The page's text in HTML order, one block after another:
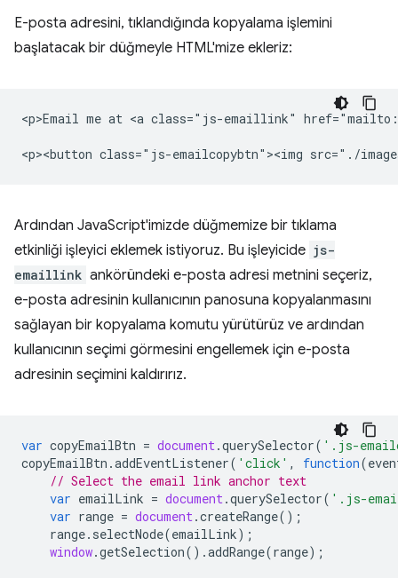
E-posta adresini, tıklandığında kopyalama işlemini
başlatacak bir düğmeyle HTML'mize ekleriz:
<p>Email me at <a class="js-emaillink"
Ardından JavaScript'imizde düğmemize bir tıklama
etkinliği işleyici eklemek istiyoruz. Bu işleyicide js-
emaillink anköründeki e-posta adresi metnini seçeriz,
e-posta adresinin kullanıcının panosuna kopyalanmasını
sağlayan bir kopyalama komutu yürütürüz ve ardından
kullanıcının seçimi görmesini engellemek için e-posta
adresinin seçimini kaldırırız.
var copyEmailBtn = document.querySelector( '.js-
copyEmailBtn .addEventListener( 'click' , function(
// Select the email link anchor text
var emailLink = document.querySelector( '.js-
var range = document.createRange();
range. selectNode(emailLink);
window.getSelection().addRange(range);